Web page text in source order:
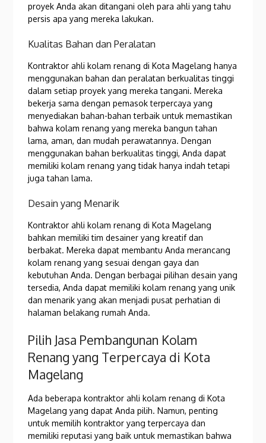
proyek Anda akan ditangani oleh para ahli yang tahu
persis apa yang mereka lakukan.
Kualitas Bahan dan Peralatan
Kontraktor ahli kolam renang di Kota Magelang hanya
menggunakan bahan dan peralatan berkualitas tinggi
dalam setiap proyek yang mereka tangani. Mereka
bekerja sama dengan pemasok terpercaya yang
menyediakan bahan-bahan terbaik untuk memastikan
bahwa kolam renang yang mereka bangun tahan
lama, aman, dan mudah perawatannya. Dengan
menggunakan bahan berkualitas tinggi, Anda dapat
memiliki kolam renang yang tidak hanya indah tetapi
juga tahan lama.
Desain yang Menarik
Kontraktor ahli kolam renang di Kota Magelang
bahkan memiliki tim desainer yang kreatif dan
berbakat. Mereka dapat membantu Anda merancang
kolam renang yang sesuai dengan gaya dan
kebutuhan Anda. Dengan berbagai pilihan desain yang
tersedia, Anda dapat memiliki kolam renang yang unik
dan menarik yang akan menjadi pusat perhatian di
halaman belakang rumah Anda.
Pilih Jasa Pembangunan Kolam
Renang yang Terpercaya di Kota
Magelang
Ada beberapa kontraktor ahli kolam renang di Kota
Magelang yang dapat Anda pilih. Namun, penting
untuk memilih kontraktor yang terpercaya dan
memiliki reputasi yang baik untuk memastikan bahwa